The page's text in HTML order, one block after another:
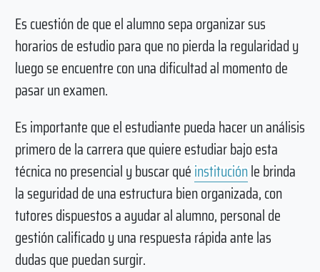
Es cuestión de que el alumno sepa organizar sus
horarios de estudio para que no pierda la regularidad y
luego se encuentre con una dificultad al momento de
pasar un examen.
Es importante que el estudiante pueda hacer un análisis
primero de la carrera que quiere estudiar bajo esta
técnica no presencial y buscar quéinstituciónle brinda
la seguridad de una estructura bien organizada, con
tutores dispuestos a ayudar al alumno, personal de
gestión calificado y una respuesta rápida ante las
dudas que puedan surgir.